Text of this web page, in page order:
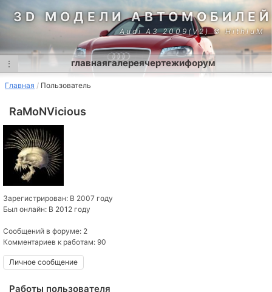
3D МОДЕЛИ АВТОМОБИЛЕЙ
Audi A3 2009(V2) © HithluM
⋮ главнаягалереячертежифорум
Главная Пользователь
RaMoNVicious
Зарегистрирован: В 2007 году
Был онлайн: В 2012 году
Сообщений в форуме: 2
Комментариев к работам: 90
Личное сообщение
Работы пользователя